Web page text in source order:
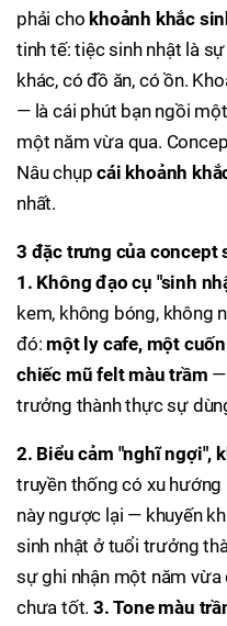
phải cho khoảnh khắc
tinh tế: tiệc sinh nhật là
khác, có đồ ăn, có ồn.
— là cái phút bạn ngồi
một năm vừa qua.
Nâu chụpcái khoảnh
nhất.
3 đặc trưng của
1. Không đạo cụ "sinh
kem, không bóng, không
đó: một ly cafe, một
chiếc mũ felt màu trầm —
trưởng thành thực sự
2. Biểu cảm "nghĩ ngợi",
truyền thống có xu
này ngược lại — khuyến
sinh nhật ở tuổi trưởng
sự ghi nhận một năm vừa
chưa tốt. 3. Tone màu